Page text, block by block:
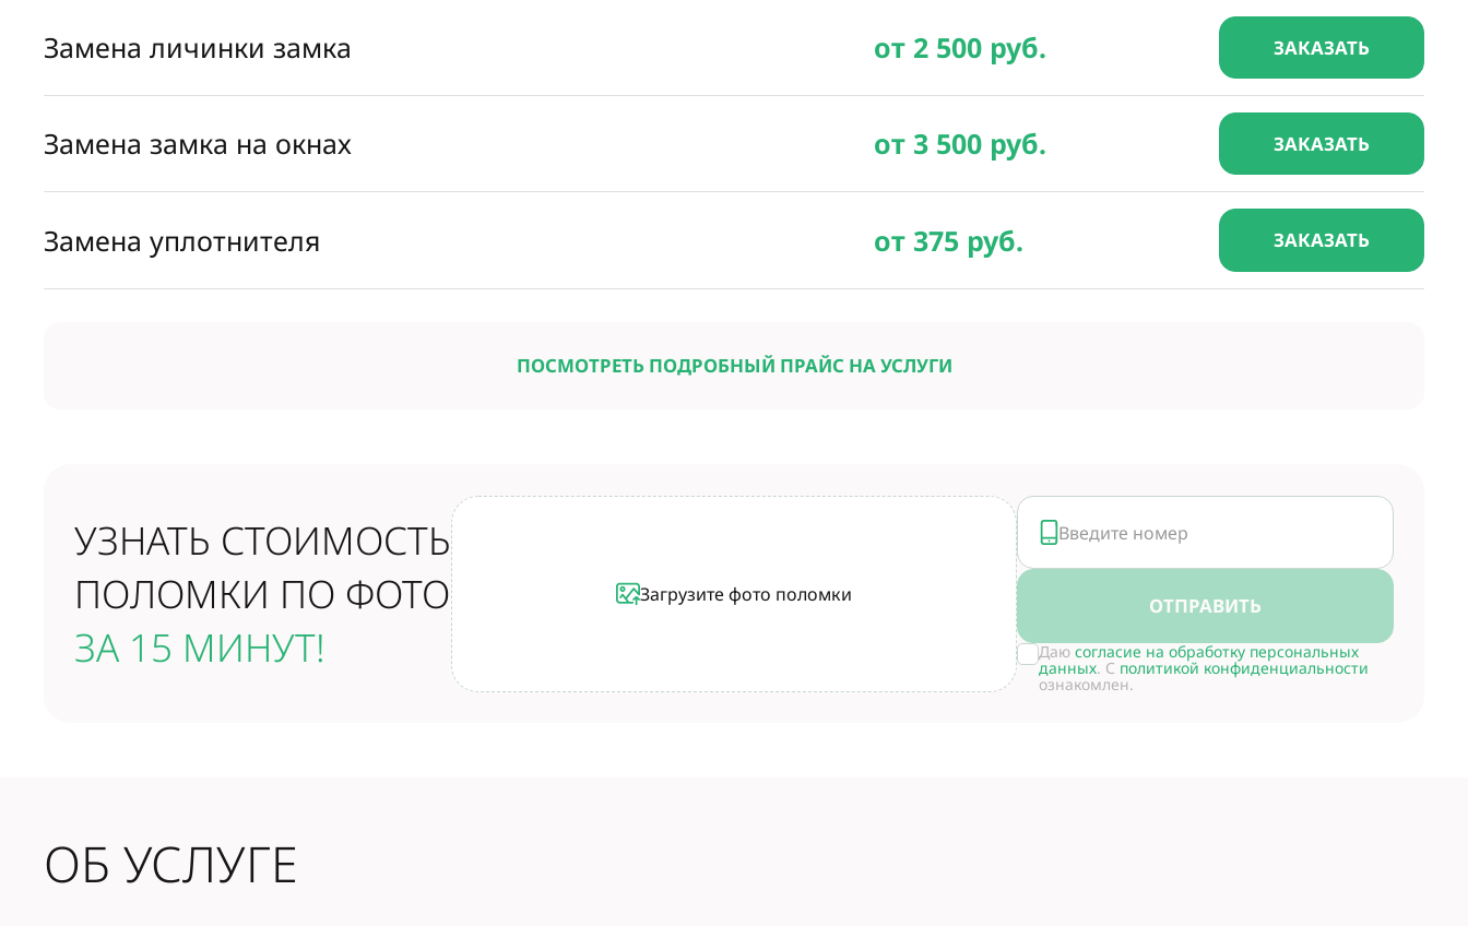
Замена личинки замка от 2 500 руб. ЗАКАЗАТЬ
Замена замка на окнах от 3 500 руб. ЗАКАЗАТЬ
Замена уплотнителя от 375 руб. ЗАКАЗАТЬ
ПОСМОТРЕТЬ ПОДРОБНЫЙ ПРАЙС НА УСЛУГИ
УЗНАТЬ СТОИМОСТЬ
ПОЛОМКИ ПО ФОТО
ЗА 15 МИНУТ!
Загрузите фото поломки ОТПРАВИТЬ
Даю согласие на обработку персональных
данных. С политикой конфиденциальности
ознакомлен.
ОБ УСЛУГЕ